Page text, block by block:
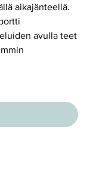
aikajänteellä.
avulla teet